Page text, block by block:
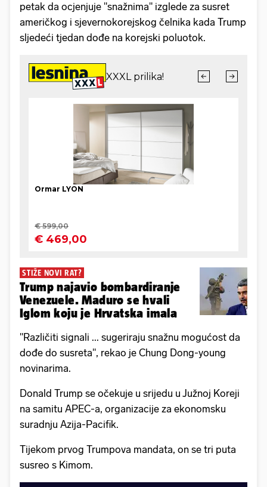
petak da ocjenjuje "snažnima" izglede za susret
američkog i sjevernokorejskog čelnika kada Trump
sljedeći tjedan dođe na korejski poluotok.
STIŽE NOVI RAT?
Trump najavio bombardiranje
Venezuele. Maduro se hvali
Iglom koju je Hrvatska imala
"Različiti signali ... sugeriraju snažnu mogućost da
dođe do susreta", rekao je Chung Dong-young
novinarima.
Donald Trump se očekuje u srijedu u Južnoj Koreji
na samitu APEC-a, organizacije za ekonomsku
suradnju Azija-Pacifik.
Tijekom prvog Trumpova mandata, on se tri puta
susreo s Kimom.